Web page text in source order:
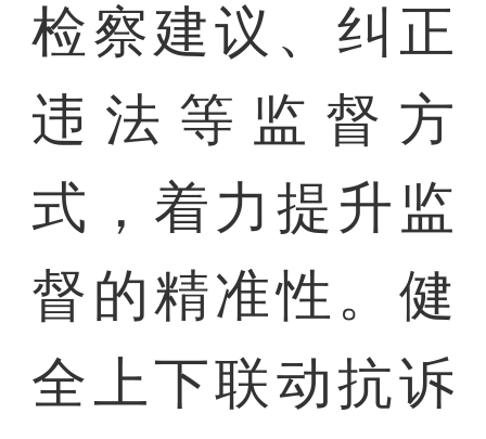
检察建议、纠正
违法等监督方
式，着力提升监
督的精准性。健
全上下联动抗诉